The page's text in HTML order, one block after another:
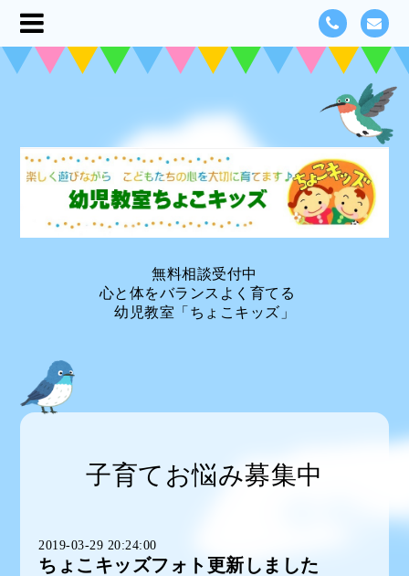
無料相談受付中
心と体をバランスよく育てる
幼児教室「ちょこキッズ」
子育てお悩み募集中
2019-03-29 20:24:00
ちょこキッズフォト更新しました